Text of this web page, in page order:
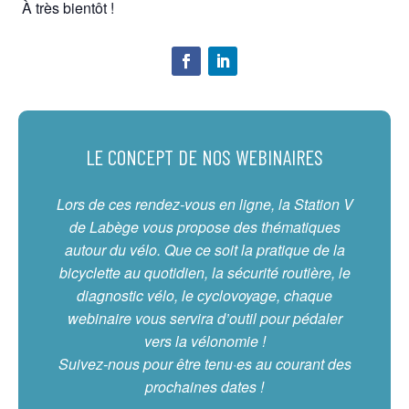
À très bientôt !
LE CONCEPT DE NOS WEBINAIRES
Lors de ces rendez-vous en ligne, la Station V
de Labège vous propose des thématiques
autour du vélo. Que ce soit la pratique de la
bicyclette au quotidien, la sécurité routière, le
diagnostic vélo, le cyclovoyage, chaque
webinaire vous servira d’outil pour pédaler
vers la vélonomie !
Suivez-nous pour être tenu·es au courant des
prochaines dates !